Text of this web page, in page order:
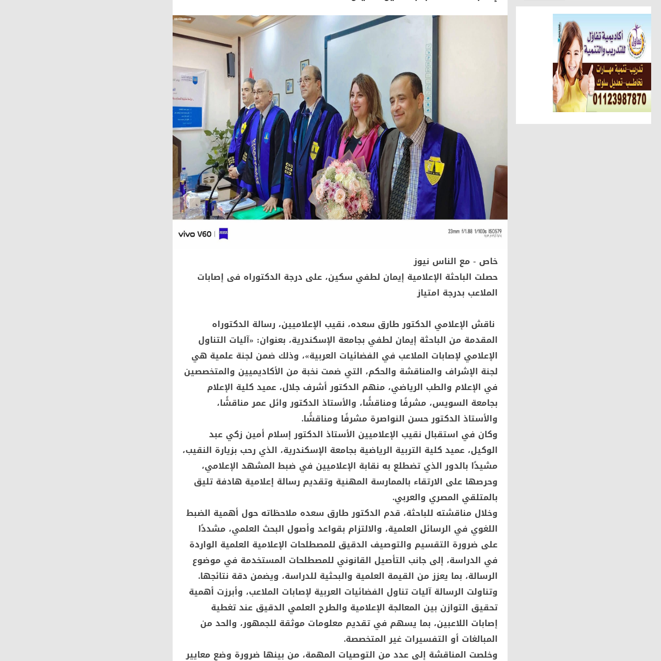
تهنئة الجريدة للاستاذ عبد السلام بلتاجي بمناسبة زفاف كريمته سلمي
أهم الأخبار
الوحدة المحلية بالحامول تستعين بسيارات طوارئ المياه لتلبية احتياجات مواطني المجاز
حوادث وقضايا
ضبط عاطل وسيدة أثناء تعاطيهما المخدرات بالإسكندرية
مقالات وكتّاب
عطوة الزقم يكتب.. عبدالهادى حجازى الرجل الذى آمن بإن النجاح الحقيقى هو الذى ينعكس على المجتمع
مقالات وكتّاب
شافيه ابو سمرة تكتب: فى حفل الزفاف ذكريات من زمن فات
شحاتة يهنئ عبد الحميد لنجاح نجله فى الثانوية العامة
خاص - مع الناس نيوز
حصلت الباحثة الإعلامية إيمان لطفي سكين، على درجة الدكتوراه فى إصابات
الملاعب بدرجة امتياز
ناقش الإعلامي الدكتور طارق سعده، نقيب الإعلاميين، رسالة الدكتوراه
المقدمة من الباحثة إيمان لطفي بجامعة الإسكندرية، بعنوان: «آليات التناول
الإعلامي لإصابات الملاعب في الفضائيات العربية»، وذلك ضمن لجنة علمية هي
لجنة الإشراف والمناقشة والحكم، التي ضمت نخبة من الأكاديميين والمتخصصين
في الإعلام والطب الرياضي، منهم الدكتور أشرف جلال، عميد كلية الإعلام
بجامعة السويس، مشرفًا ومناقشًا، والأستاذ الدكتور وائل عمر مناقشًا،
والأستاذ الدكتور حسن النواصرة مشرفًا ومناقشًا.
وكان في استقبال نقيب الإعلاميين الأستاذ الدكتور إسلام أمين زكي عبد
الوكيل، عميد كلية التربية الرياضية بجامعة الإسكندرية، الذي رحب بزيارة النقيب،
مشيدًا بالدور الذي تضطلع به نقابة الإعلاميين في ضبط المشهد الإعلامي،
وحرصها على الارتقاء بالممارسة المهنية وتقديم رسالة إعلامية هادفة تليق
بالمتلقي المصري والعربي.
وخلال مناقشته للباحثة، قدم الدكتور طارق سعده ملاحظاته حول أهمية الضبط
اللغوي في الرسائل العلمية، والالتزام بقواعد وأصول البحث العلمي، مشددًا
على ضرورة التقسيم والتوصيف الدقيق للمصطلحات الإعلامية العلمية الواردة
في الدراسة، إلى جانب التأصيل القانوني للمصطلحات المستخدمة في موضوع
الرسالة، بما يعزز من القيمة العلمية والبحثية للدراسة، ويضمن دقة نتائجها.
وتناولت الرسالة آليات تناول الفضائيات العربية لإصابات الملاعب، وأبرزت أهمية
تحقيق التوازن بين المعالجة الإعلامية والطرح العلمي الدقيق عند تغطية
إصابات اللاعبين، بما يسهم في تقديم معلومات موثقة للجمهور، والحد من
المبالغات أو التفسيرات غير المتخصصة.
وخلصت المناقشة إلى عدد من التوصيات المهمة، من بينها ضرورة وضع معايير